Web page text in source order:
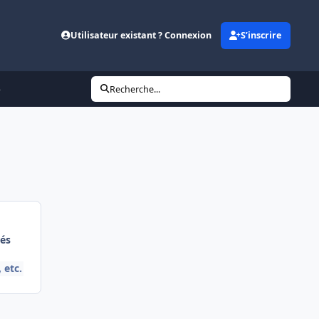
Utilisateur existant ? Connexion S’inscrire
Recherche...
etc.